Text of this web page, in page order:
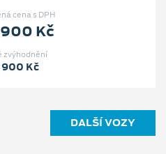
cena s DPH
Kč
zvýhodnění
900 Kč
DALŠÍ VOZY